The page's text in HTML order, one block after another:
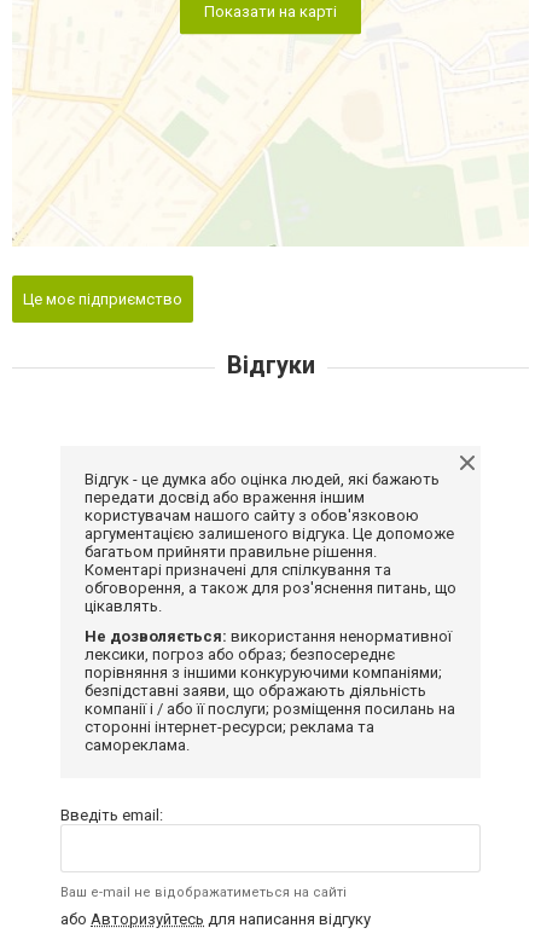
Показати на карті
Це моє підприємство
Відгуки
Відгук - це думка або оцінка людей, які бажають
передати досвід або враження іншим
користувачам нашого сайту з обов'язковою
аргументацією залишеного відгука. Це допоможе
багатьом прийняти правильне рішення.
Коментарі призначені для спілкування та
обговорення, а також для роз'яснення питань, що
цікавлять.
Не дозволяється: використання ненормативної
лексики, погроз або образ; безпосереднє
порівняння з іншими конкуруючими компаніями;
безпідставні заяви, що ображають діяльність
компанії і / або її послуги; розміщення посилань на
сторонні інтернет-ресурси; реклама та
самореклама.
Введіть email:
Ваш e-mail не відображатиметься на сайті
або Авторизуйтесь для написання відгуку